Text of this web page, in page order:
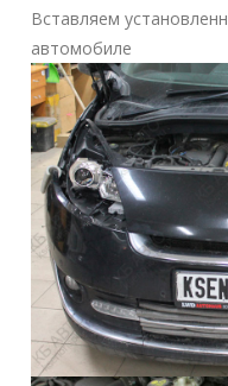
Вставляем
автомобиле